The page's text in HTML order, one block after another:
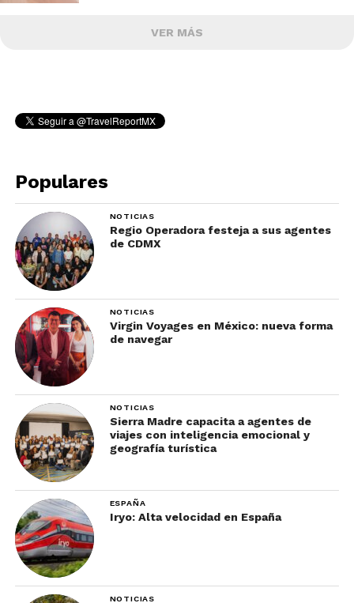
VER MÁS
Populares
NOTICIAS
Regio Operadora festeja a sus agentes
de CDMX
NOTICIAS
Virgin Voyages en México: nueva forma
de navegar
NOTICIAS
Sierra Madre capacita a agentes de
viajes con inteligencia emocional y
geografía turística
ESPAÑA
Iryo: Alta velocidad en España
NOTICIAS